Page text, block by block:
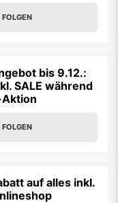
bis 9.12.:
SALE während
auf alles inkl.